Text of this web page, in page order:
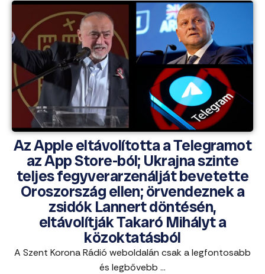
Az Apple eltávolította a Telegramot
az App Store-ból; Ukrajna szinte
teljes fegyverarzenálját bevetette
Oroszország ellen; örvendeznek a
zsidók Lannert döntésén,
eltávolítják Takaró Mihályt a
közoktatásból
A Szent Korona Rádió weboldalán csak a legfontosabb
és legbővebb ...